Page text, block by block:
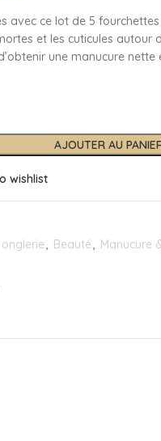
avec ce lot de 5
et les cuticules autour
une manucure
AJOUTER AU
wishlist
, Beauté, Manucure